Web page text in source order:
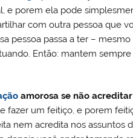
e porem ela pode
com outra pessoa que
pessoa passa a ter –
Então: mantem
amorosa se não
fazer um feitiço, e porem
nem acredita nos assuntos